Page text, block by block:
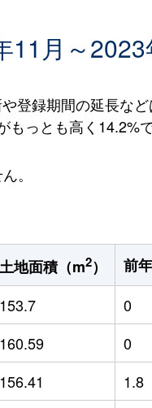
月～2023
登録期間の延長な
っとも高く14.2%で
。
土地面積（m2） 前
153.7 0
160.59 0
156.41 1.8